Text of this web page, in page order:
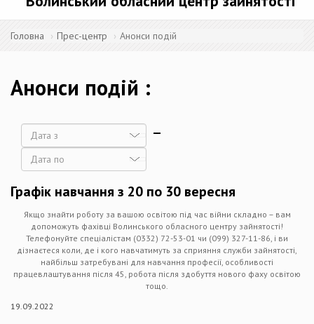
Головна Прес-центр Анонси подій
Анонси подій
Дата
Графік навчання з 20 по 30 вересня
Якщо знайти роботу за вашою освітою під час війни складно – вам
допоможуть фахівці Волинського обласного центру зайнятості!
Телефонуйте спеціалістам (0332) 72-53-01 чи (099) 327-11-86, і ви
дізнаєтеся коли, де і кого навчатимуть за сприяння служби зайнятості,
найбільш затребувані для навчання професії, особливості
працевлаштування після 45, робота після здобуття нового фаху освітою
тощо.
19.09.2022